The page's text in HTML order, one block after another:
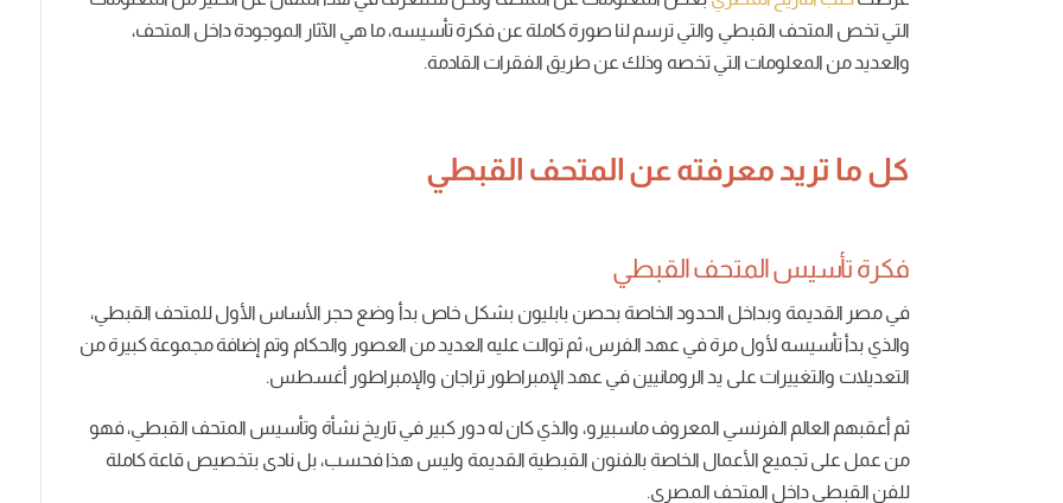
التي تخص المتحف القبطي والتي ترسم لنا صورة كاملة عن فكرة تأسيسه، ما هي الآثار الموجودة داخل المتحف،
والعديد من المعلومات التي تخصه وذلك عن طريق الفقرات القادمة.
كل ما تريد معرفته عن المتحف القبطي
فكرة تأسيس المتحف القبطي
في مصر القديمة وبداخل الحدود الخاصة بحصن بابليون بشكل خاص بدأ وضع حجر الأساس الأول للمتحف القبطي،
والذي بدأ تأسيسه لأول مرة في عهد الفرس، ثم توالت عليه العديد من العصور والحكام وتم إضافة مجموعة كبيرة من
التعديلات والتغييرات على يد الرومانيين في عهد الإمبراطور تراجان والإمبراطور أغسطس.
ثم أعقبهم العالم الفرنسي المعروف ماسبيرو، والذي كان له دور كبير في تاريخ نشأة وتأسيس المتحف القبطي، فهو
من عمل على تجميع الأعمال الخاصة بالفنون القبطية القديمة وليس هذا فحسب، بل نادى بتخصيص قاعة كاملة
للفن القبطي داخل المتحف المصري.